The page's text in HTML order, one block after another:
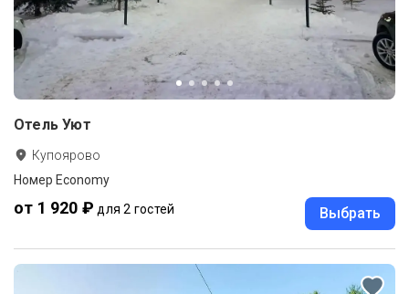
Отель Уют
Купоярово
Номер Economy
от 1 920 ₽ для 2 гостей Выбрать